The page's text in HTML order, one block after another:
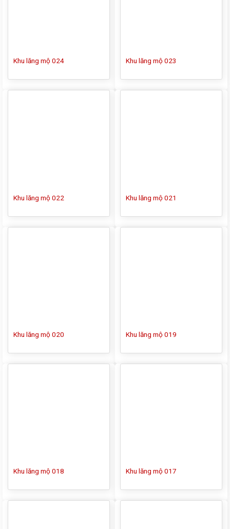
Khu lăng mộ 024 Khu lăng mộ 023
Khu lăng mộ 022 Khu lăng mộ 021
Khu lăng mộ 020 Khu lăng mộ 019
Khu lăng mộ 018 Khu lăng mộ 017